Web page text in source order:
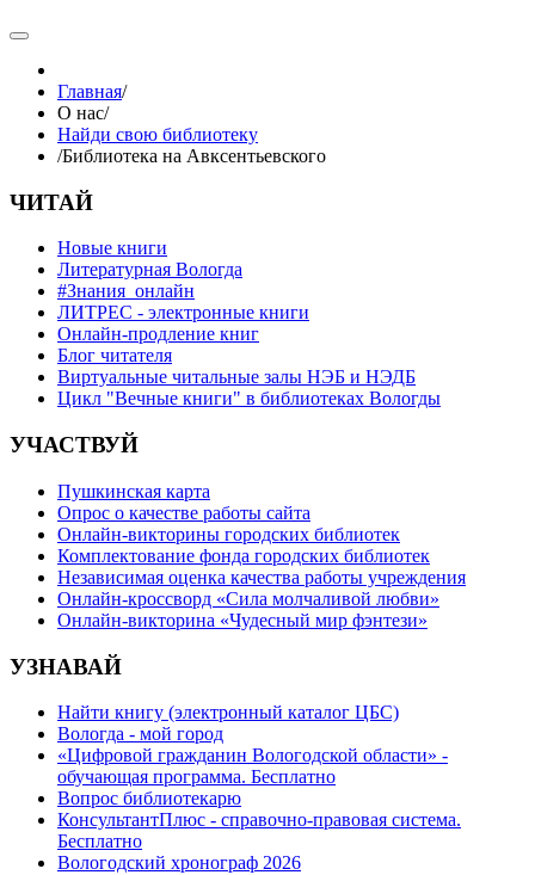
Главная/
О нас/
Найди свою библиотеку
/Библиотека на Авксентьевского
ЧИТАЙ
Новые книги
Литературная Вологда
#Знания_онлайн
ЛИТРЕС - электронные книги
Онлайн-продление книг
Блог читателя
Виртуальные читальные залы НЭБ и НЭДБ
Цикл "Вечные книги" в библиотеках Вологды
УЧАСТВУЙ
Пушкинская карта
Опрос о качестве работы сайта
Онлайн-викторины городских библиотек
Комплектование фонда городских библиотек
Независимая оценка качества работы учреждения
Онлайн-кроссворд «Сила молчаливой любви»
Онлайн-викторина «Чудесный мир фэнтези»
УЗНАВАЙ
Найти книгу (электронный каталог ЦБС)
Вологда - мой город
«Цифровой гражданин Вологодской области» -
обучающая программа. Бесплатно
Вопрос библиотекарю
КонсультантПлюс - справочно-правовая система.
Бесплатно
Вологодский хронограф 2026